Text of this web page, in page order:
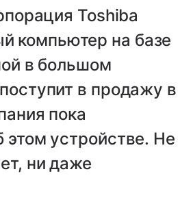
Toshiba
компьютер на базе
в большом
в продажу в
пока
этом устройстве. Не
ни даже